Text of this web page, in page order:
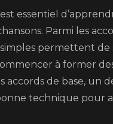
essentiel
Parmi les
simples permettent
à former
accords de base, un
technique pour